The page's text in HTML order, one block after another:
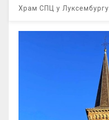
Храм СПЦ у Луксембургу